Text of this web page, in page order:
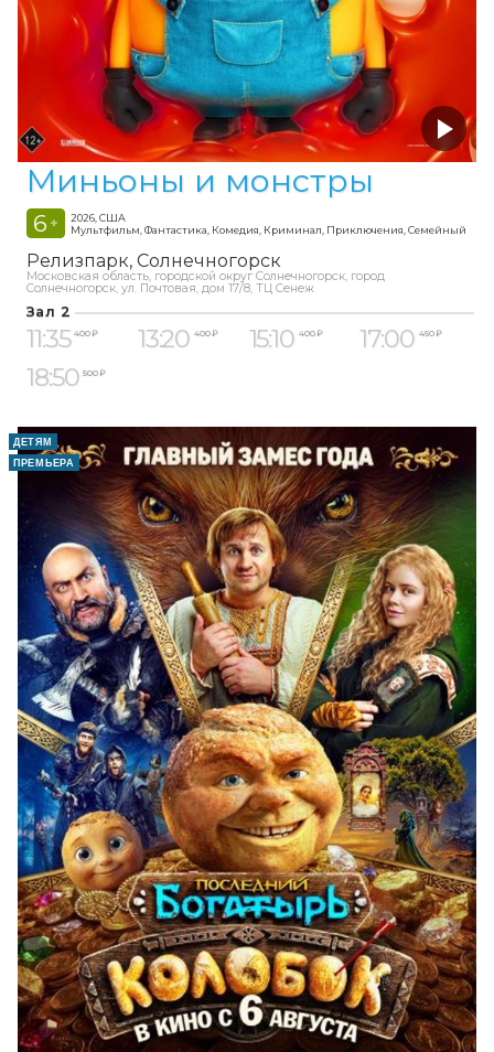
Миньоны и монстры
6 +
2026, США
Мультфильм, Фантастика, Комедия, Криминал, Приключения, Семейный
Релизпарк Солнечногорск
Московская область, городской округ Солнечногорск, город
Солнечногорск, ул. Почтовая, дом 17/8, ТЦ Сенеж
Зал 2
11:35 400 ₽ 13:20 400 ₽ 15:10 400 ₽ 17:00 450 ₽
18:50 500 ₽
ДЕТЯМ
ПРЕМЬЕРА